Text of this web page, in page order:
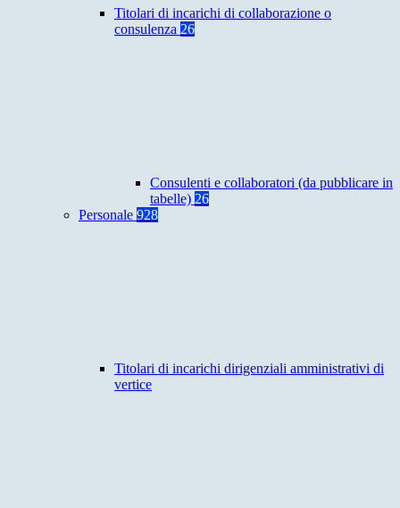
Titolari di incarichi di collaborazione o
consulenza 26
Consulenti e collaboratori (da pubblicare in
tabelle) 26
Personale 928
Titolari di incarichi dirigenziali amministrativi di
vertice